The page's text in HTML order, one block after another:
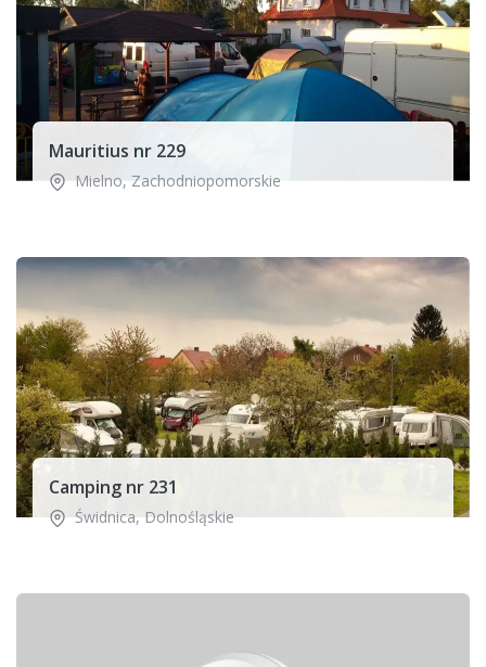
Mauritius nr 229
Mielno,Zachodniopomorskie
Camping nr 231
Świdnica,Dolnośląskie